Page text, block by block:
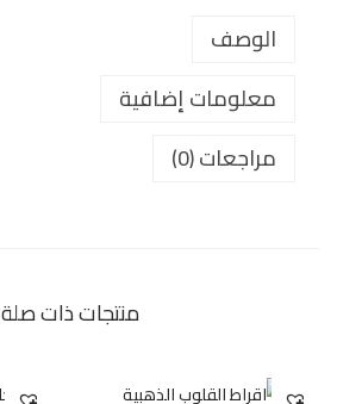
الوصف
معلومات إضافية
مراجعات (0)
منتجات ذات صلة